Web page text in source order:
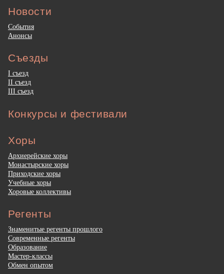
Новости
События
Анонсы
Съезды
I съезд
II съезд
III съезд
Конкурсы и фестивали
Хоры
Архиерейские хоры
Монастырские хоры
Приходские хоры
Учебные хоры
Хоровые коллективы
Регенты
Знаменитые регенты прошлого
Современные регенты
Образование
Мастер-классы
Обмен опытом